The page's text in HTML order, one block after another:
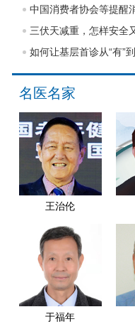
中国消费者协会等提醒
三伏天减重，怎样安全
如何让基层首诊从“有”
名医名家
王治伦
于福年